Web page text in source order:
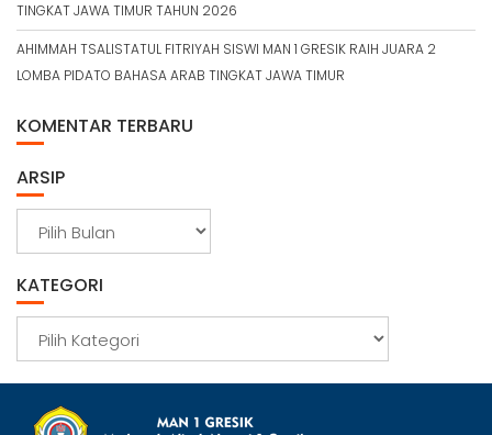
TINGKAT JAWA TIMUR TAHUN 2026
AHIMMAH TSALISTATUL FITRIYAH SISWI MAN 1 GRESIK RAIH JUARA 2
LOMBA PIDATO BAHASA ARAB TINGKAT JAWA TIMUR
KOMENTAR TERBARU
ARSIP
i
KATEGORI
t